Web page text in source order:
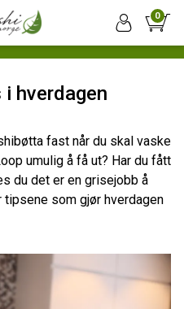
0
hverdagen
fast når du skal vaske
umulig å få ut? Har du fått
du det er en grisejobb å
som gjør hverdagen